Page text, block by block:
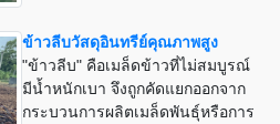
ข้าวลีบวัสดุอินทรีย์คุณภาพสูง
"ข้าวลีบ" คือเมล็ดข้าวที่ไม่สมบูรณ์
มีน้ำหนักเบา จึงถูกคัดแยกออกจาก
กระบวนการผลิตเมล็ดพันธุ์หรือการ